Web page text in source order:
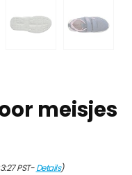
meisjes
PST-Details)